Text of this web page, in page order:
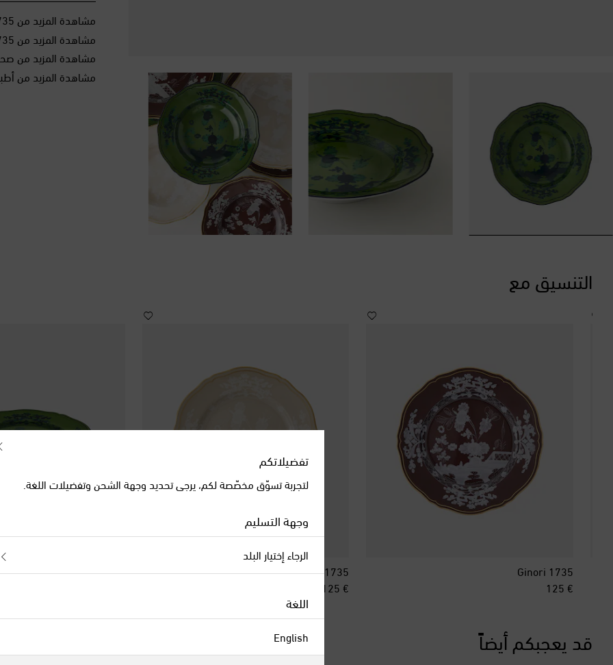
مشاهدة المزيد من Ginori 1735
مشاهدة المزيد من Ginori 1735 الراحة في منزلكم
مشاهدة المزيد من
مشاهدة المزيد من
التنسيق مع
Ginori 1735
Ginori 1735
€ 125
original price
Ginori 1735
€ 125
original price
قد يعجبكم أيضاً
تفضيلاتكم
لتجربة تسوّق مخصّصة لكم، يرجى تحديد وجهة الشحن وتفضيلات اللغة.
وجهة التسليم
الرجاء إختيار البلد
اللغة
English